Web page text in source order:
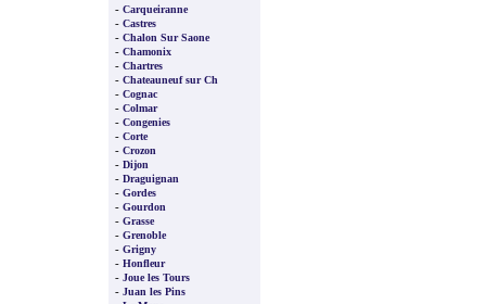
- Carqueiranne
- Castres
- Chalon Sur Saone
- Chamonix
- Chartres
- Chateauneuf sur Ch
- Cognac
- Colmar
- Congenies
- Corte
- Crozon
- Dijon
- Draguignan
- Gordes
- Gourdon
- Grasse
- Grenoble
- Grigny
- Honfleur
- Joue les Tours
- Juan les Pins